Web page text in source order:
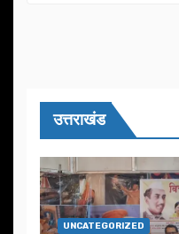
उत्तराखंड
UNCATEGORIZED